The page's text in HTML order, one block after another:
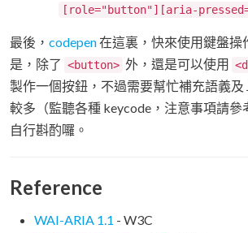
[role="button"][aria-
最後， codepen在這裏，快來使用鍵盤操
是，除了 <button> 外，還是可以使用
製作一個按鈕，不過需要幫忙補充語義及
較多（監聽各種 keycode，注意事項請參
自行斟酌囉。
Reference
WAI-ARIA 1.1 - W3C